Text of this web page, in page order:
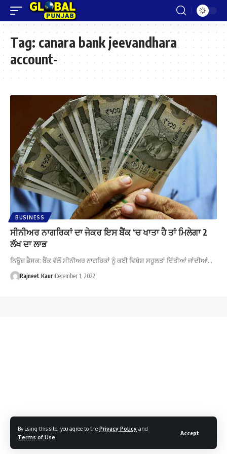
By using this site, you agree to the Privacy Policy and
Terms of Use
Accept
Tag: canara bank jeevandhara
account-
BUSINESS
ਸੀਨੀਅਰ ਨਾਗਰਿਕਾਂ ਦਾ ਜੇਕਰ ਇਸ ਬੈਂਕ ‘ਚ ਖਾਤਾ ਹੈ ਤਾਂ ਮਿਲੇਗਾ 2
ਲੱਖ ਦਾ ਲਾਭ
ਨਿਊਜ਼ ਡੈਸਕ: ਬੈਂਕ ਵੱਲੋਂ ਸੀਨੀਅਰ ਨਾਗਰਿਕਾਂ ਨੂੰ ਕਈ ਵਿਸ਼ੇਸ਼ ਸਹੂਲਤਾਂ ਦਿੱਤੀਆਂ ਜਾਂਦੀਆਂ…
Rajneet Kaur December 1, 2022